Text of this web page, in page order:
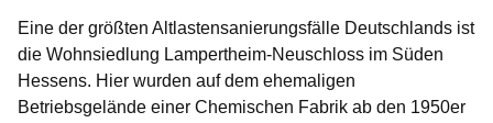
Eine der größten Altlastensanierungsfälle Deutschlands ist
die Wohnsiedlung Lampertheim-Neuschloss im Süden
Hessens. Hier wurden auf dem ehemaligen
Betriebsgelände einer Chemischen Fabrik ab den 1950er